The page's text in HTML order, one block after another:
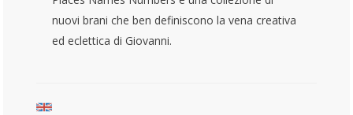
nuovi brani che ben definiscono la vena creativa
ed eclettica di Giovanni.